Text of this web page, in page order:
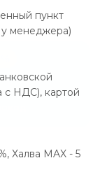
пункт
у менеджера)
с НДС), картой
Халва MAX - 5